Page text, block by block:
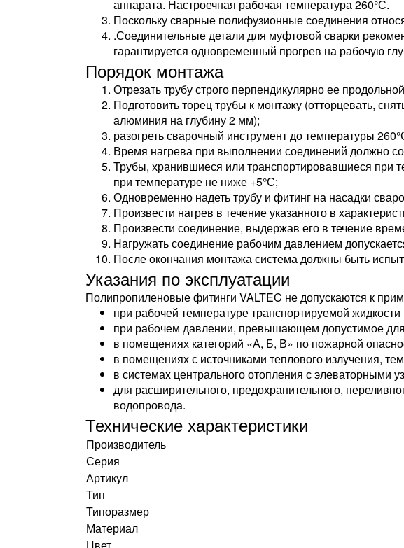
аппарата. Настроечная рабочая температура 260°С.
Поскольку сварные полифузионные соединения
.Соединительные детали для муфтовой сварки
гарантируется одновременный прогрев на рабочую
Порядок монтажа
Отрезать трубу строго перпендикулярно ее
Подготовить торец трубы к монтажу (отторцевать,
алюминия на глубину 2 мм);
разогреть сварочный инструмент до температуры
Время нагрева при выполнении соединений должно
Трубы, хранившиеся или транспортировавшиеся при
при температуре не ниже +5°С;
Одновременно надеть трубу и фитинг на насадки
Произвести нагрев в течение указанного в
Произвести соединение, выдержав его в течение
Нагружать соединение рабочим давлением
После окончания монтажа система должны быть
Указания по эксплуатации
Полипропиленовые фитинги VALTEC не допускаются к
при рабочей температуре транспортируемой
при рабочем давлении, превышающем допустимое для
в помещениях категорий «А, Б, В» по пожарной
в помещениях с источниками теплового излучения,
в системах центрального отопления с элеваторными
для расширительного, предохранительного,
водопровода.
Технические характеристики
Производитель
Серия
Артикул
Тип
Типоразмер
Материал